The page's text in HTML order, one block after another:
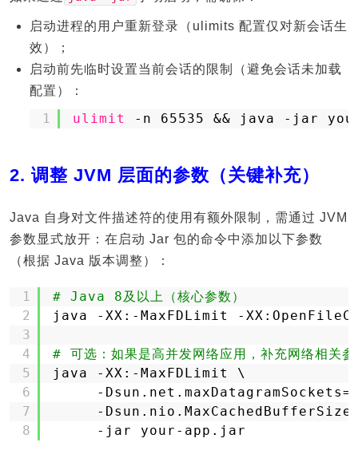
启动进程的用户重新登录（ulimits 配置仅对新会话生
效）；
启动前先临时设置当前会话的限制（避免会话未加载
配置）：
1 ulimit -n 65535 && java -jar
2. 调整 JVM 层面的参数（关键补充）
Java 自身对文件描述符的使用有额外限制，需通过 JVM
参数显式放开：在启动 Jar 包的命令中添加以下参数
（根据 Java 版本调整）：
1
2
3
4
5
6
7
8
# Java 8及以上（核心参数）
java -XX:-MaxFDLimit -
# 可选：如果是高并发网络应用，补充网络相关参
java -XX:-MaxFDLimit \
-
-
-jar your-app.jar